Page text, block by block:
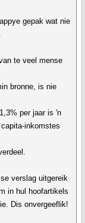
gepak wat nie
te veel mense
bronne, is nie
per jaar is 'n
inkomstes
verslag uitgereik
in hul hoofartikels
Dis onvergeeflik!